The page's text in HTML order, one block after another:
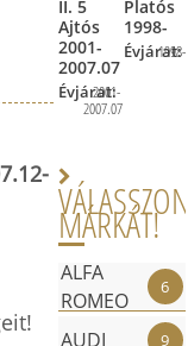
pontosan
szüksége,
a termékkel
állunk
Kérjük
II. 5
Ajtós
2001-
2007.07
Évjárat:
2001-
2007.07
Platós
1998-
Évjárat:
1998-

MÁRKÁT!
ALFA
ROMEO
6
AUDI 9